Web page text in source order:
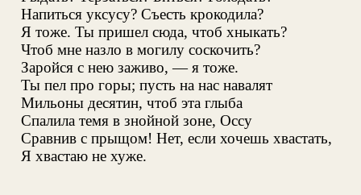
Напиться уксусу? Съесть крокодила?
Я тоже. Ты пришел сюда, чтоб хныкать?
Чтоб мне назло в могилу соскочить?
Заройся с нею заживо, — я тоже.
Ты пел про горы; пусть на нас навалят
Мильоны десятин, чтоб эта глыба
Спалила темя в знойной зоне, Оссу
Сравнив с прыщом! Нет, если хочешь хвастать,
Я хвастаю не хуже.